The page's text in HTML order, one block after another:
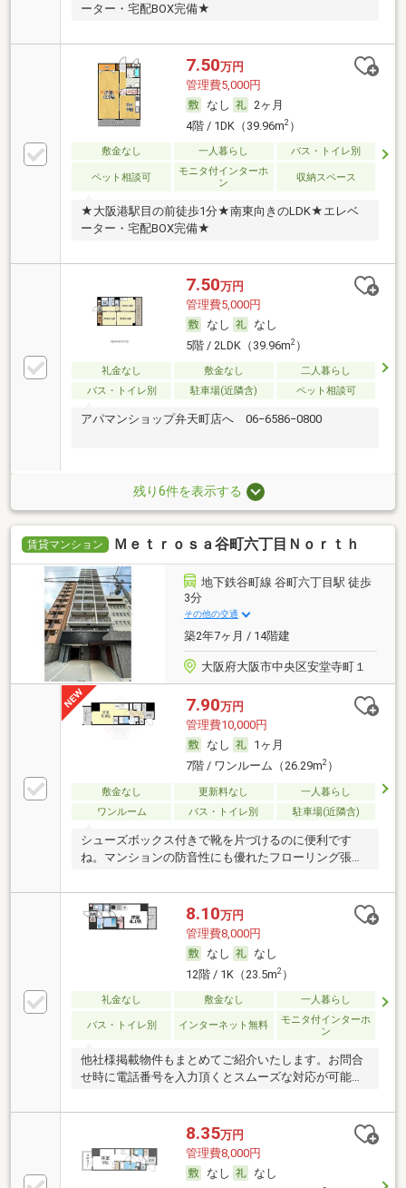
ーター・宅配BOX完備★
7.50万円
管理費5,000円
なし
2ヶ月
4階 / 1DK（39.96m2）
敷金なし 一人暮らし バス・トイレ別
ペット相談可
モニタ付インターホ
ン
収納スペース
★大阪港駅目の前徒歩1分★南東向きのLDK★エレベ
ーター・宅配BOX完備★
7.50万円
管理費5,000円
なし
なし
5階 / 2LDK（39.96m2）
礼金なし 敷金なし
二人暮らし
バス・トイレ別
駐車場(近隣含) ペット相談可
アパマンショップ弁天町店へ 06−6586−0800
残り6件を表示する
賃貸マンション Ｍｅｔｒｏｓａ谷町六丁目Ｎｏｒｔｈ
地下鉄谷町線 谷町六丁目駅 徒歩
3分
その他の交通
築2年7ヶ月 / 14階建
大阪府大阪市中央区安堂寺町１
7.90万円
管理費10,000円
なし
1ヶ月
7階 / ワンルーム（26.29m2）
敷金なし 更新料なし
一人暮らし
ワンルーム
バス・トイレ別 駐車場(近隣含)
シューズボックス付きで靴を片づけるのに便利です
ね。マンションの防音性にも優れたフローリング張り
8.10万円
管理費8,000円
なし
なし
12階 / 1K（23.5m2）
礼金なし 敷金なし 一人暮らし
バス・トイレ別 インターネット無料
モニタ付インターホ
ン
他社様掲載物件もまとめてご紹介いたします。お問合
せ時に電話番号を入力頂くとスムーズな対応が可能で
8.35万円
管理費8,000円
なし
なし